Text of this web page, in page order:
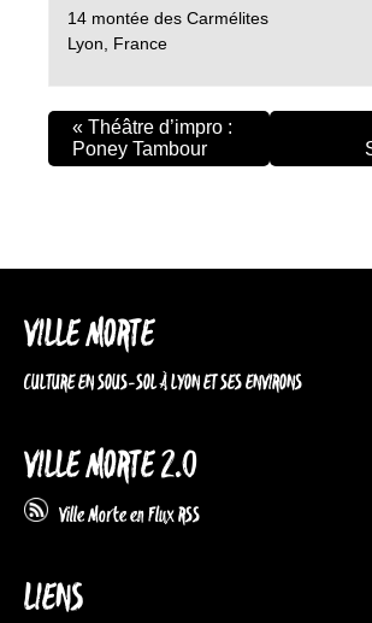
14 montée des Carmélites
Lyon
France
« Théâtre d’impro :
Poney Tambour
VILLE MORTE
CULTURE EN SOUS-SOL À LYON ET SES ENVIRONS
VILLE MORTE 2.0
Ville Morte en Flux RSS
LIENS